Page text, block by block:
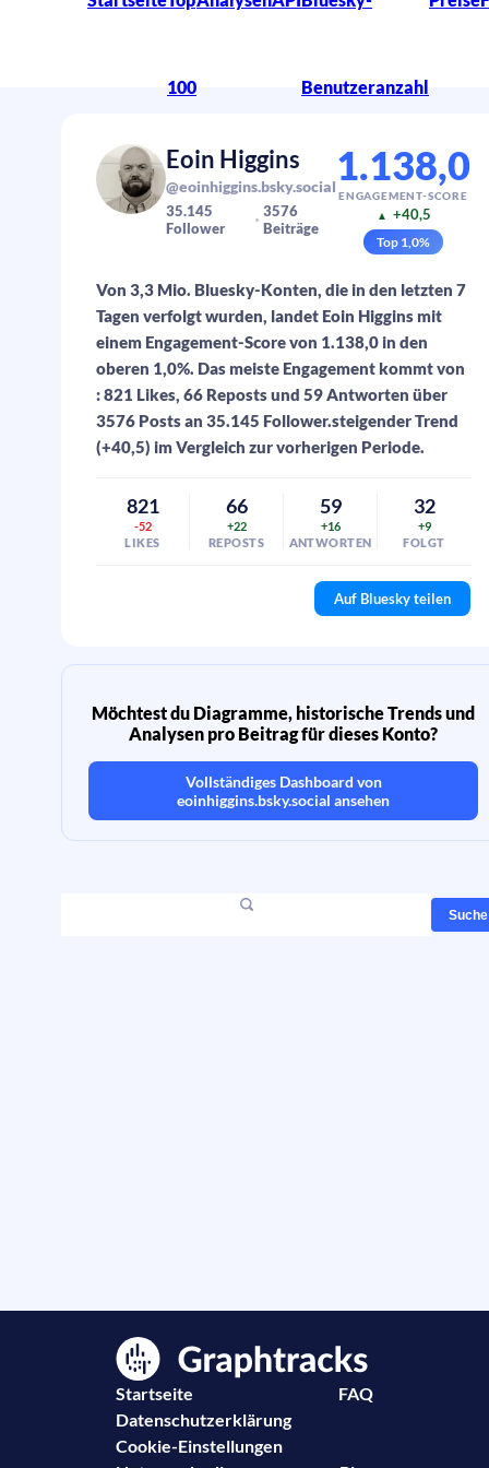
100 Benutzeranzahl
Eoin Higgins
@eoinhiggins.bsky.social
35.145
Follower
3576
Beiträge
1.138,0
ENGAGEMENT-SCORE
▲ +40,5
Top 1,0%
Von 3,3 Mio. Bluesky-Konten, die in den letzten 7
Tagen verfolgt wurden, landet Eoin Higgins mit
einem Engagement-Score von 1.138,0 in den
oberen 1,0%. Das meiste Engagement kommt von
: 821 Likes, 66 Reposts und 59 Antworten über
3576 Posts an 35.145 Follower.steigender Trend
(+40,5) im Vergleich zur vorherigen Periode.
821
-52
LIKES
66
+22
REPOSTS
59
+16
ANTWORTEN
32
+9
FOLGT
Auf Bluesky teilen
Möchtest du Diagramme, historische Trends und
Analysen pro Beitrag für dieses Konto?
Vollständiges Dashboard von
eoinhiggins.bsky.social ansehen
Suche
Startseite
FAQ
Datenschutzerklärung
Cookie-Einstellungen